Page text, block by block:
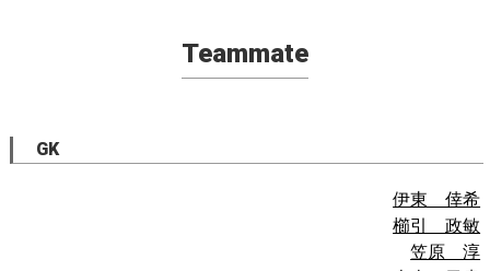
Teammate
GK
伊東 倖希
櫛引 政敏
笠原 淳